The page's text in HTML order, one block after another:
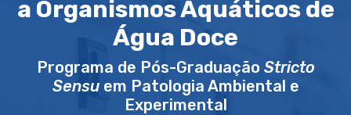
a Organismos Aquáticos de
Água Doce
Programa de Pós-Graduação Stricto
Sensuem Patologia Ambiental e
Experimental